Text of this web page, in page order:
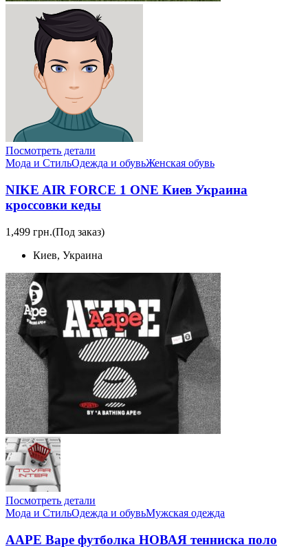
Посмотреть детали
Мода и СтильОдежда и обувьЖенская обувь
NIKE AIR FORCE 1 ONE Киев Украина
кроссовки кеды
1,499 грн.(Под заказ)
Киев, Украина
Посмотреть детали
Мода и СтильОдежда и обувьМужская одежда
AAPE Bape футболка НОВАЯ тенниска поло